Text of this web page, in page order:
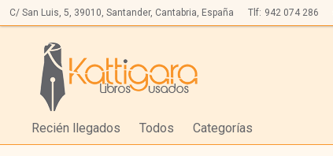
C/ San Luis, 5, 39010, Santander, Cantabria, España Tlf: 942 074 286
Recién llegados Todos Categorías